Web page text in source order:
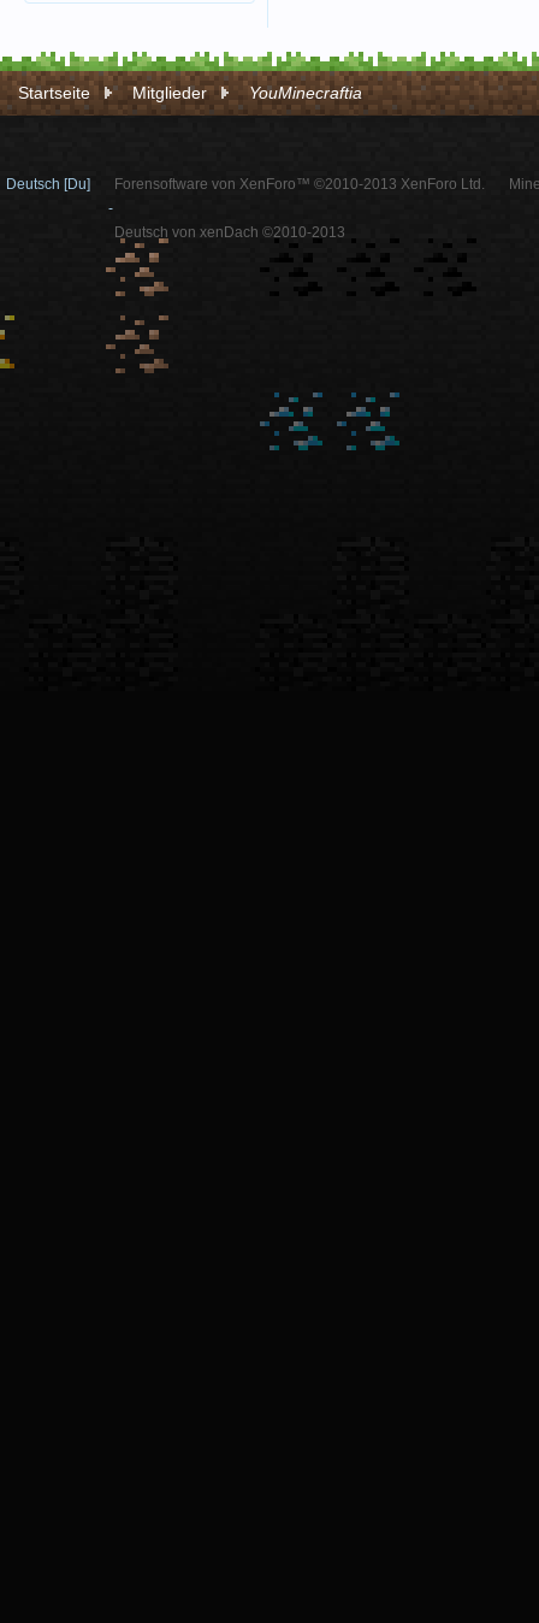
Startseite Mitglieder YouMinecraftia
Deutsch [Du]
Forensoftware von XenForo™ ©2010-2013 XenForo Ltd.
-
Deutsch von xenDach ©2010-2013